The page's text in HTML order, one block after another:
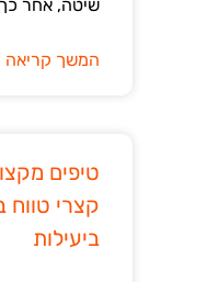
שיטה, אחר כך
המשך קריאה
טיפים
קצרי טווח
ביעילות